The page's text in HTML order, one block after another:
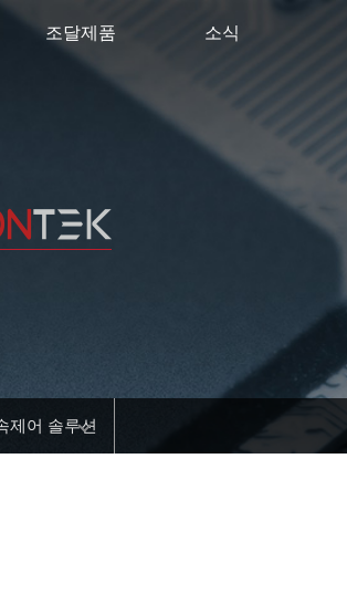
조달제품 소식
제어 솔루션